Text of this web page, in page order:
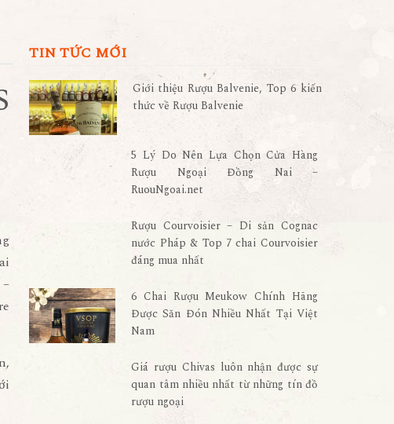
TIN TỨC MỚI
Giới thiệu Rượu Balvenie, Top 6 kiến
thức về Rượu Balvenie
5 Lý Do Nên Lựa Chọn Cửa Hàng
Rượu Ngoại Đồng Nai –
RuouNgoai.net
Rượu Courvoisier – Di sản Cognac
nước Pháp & Top 7 chai Courvoisier
đáng mua nhất
6 Chai Rượu Meukow Chính Hãng
Được Săn Đón Nhiều Nhất Tại Việt
Nam
Giá rượu Chivas luôn nhận được sự
quan tâm nhiều nhất từ những tín đồ
rượu ngoại